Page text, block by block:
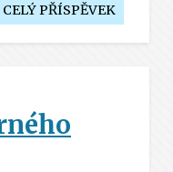
CELÝ PŘÍSPĚVEK